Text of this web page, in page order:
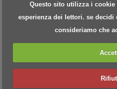
Questo sito utilizza i
esperienza dei lettori. se
consideriamo che